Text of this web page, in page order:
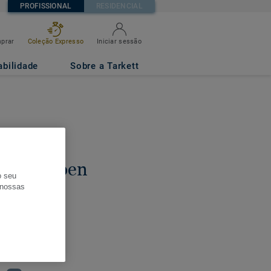
PROFISSIONAL RESIDENCIAL
Coleção Expresso Iniciar sessão
Sobre a Tarkett
Open
seu